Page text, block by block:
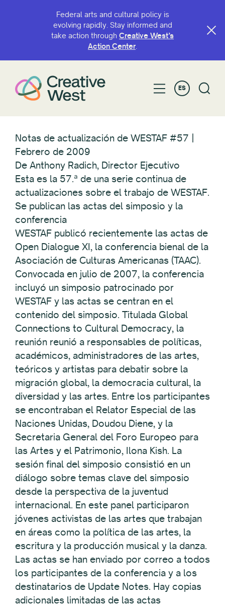
Federal arts and cultural policy is
evolving rapidly. Stay informed and
take action through Creative West’s
Action Center.
ES
Notas de actualización de WESTAF #57 |
Febrero de 2009
De Anthony Radich, Director Ejecutivo
Esta es la 57.ª de una serie continua de
actualizaciones sobre el trabajo de WESTAF.
Se publican las actas del simposio y la
conferencia
WESTAF publicó recientemente las actas de
Open Dialogue XI, la conferencia bienal de la
Asociación de Culturas Americanas (TAAC).
Convocada en julio de 2007, la conferencia
incluyó un simposio patrocinado por
WESTAF y las actas se centran en el
contenido del simposio. Titulada Global
Connections to Cultural Democracy, la
reunión reunió a responsables de políticas,
académicos, administradores de las artes,
teóricos y artistas para debatir sobre la
migración global, la democracia cultural, la
diversidad y las artes. Entre los participantes
se encontraban el Relator Especial de las
Naciones Unidas, Doudou Diene, y la
Secretaria General del Foro Europeo para
las Artes y el Patrimonio, Ilona Kish. La
sesión final del simposio consistió en un
diálogo sobre temas clave del simposio
desde la perspectiva de la juventud
internacional. En este panel participaron
jóvenes activistas de las artes que trabajan
en áreas como la política de las artes, la
escritura y la producción musical y la danza.
Las actas se han enviado por correo a todos
los participantes de la conferencia y a los
destinatarios de Update Notes. Hay copias
adicionales limitadas de las actas